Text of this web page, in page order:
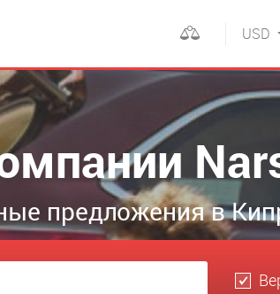
USD
предложения в